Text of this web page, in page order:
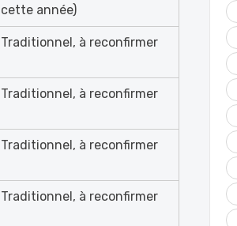
cette année)
Traditionnel, à reconfirmer
Traditionnel, à reconfirmer
Traditionnel, à reconfirmer
Traditionnel, à reconfirmer